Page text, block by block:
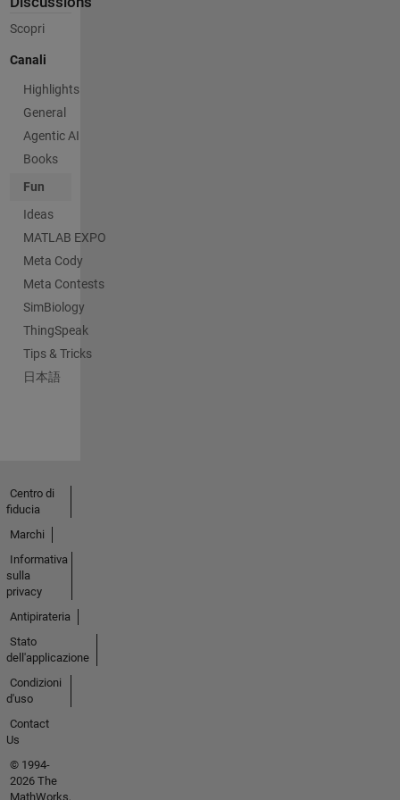
Scopri
Canali
Highlights
General
Agentic AI
Books
Fun
Ideas
MATLAB EXPO
Meta Cody
Meta Contests
SimBiology
ThingSpeak
Tips & Tricks
日本語
Centro di
fiducia
Marchi
Informativa
sulla
privacy
Antipirateria
Stato
dell'applicazione
Condizioni
d'uso
Contact
Us
© 1994-
2026 The
MathWorks,